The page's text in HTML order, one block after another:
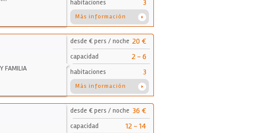
habitaciones 3
Más información
FAMILIA
desde € pers / noche 20 €
capacidad 2 - 6
habitaciones 3
Más información
desde € pers / noche 36 €
capacidad 12 - 14